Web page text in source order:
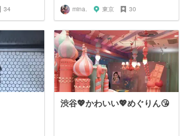
34 mina. 東京 30
渋谷💖かわいい💖めぐりん😘